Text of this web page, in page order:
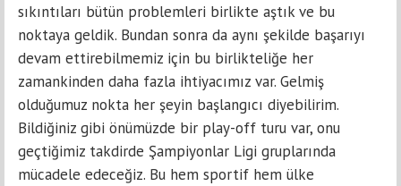
sıkıntıları bütün problemleri birlikte aştık ve bu
noktaya geldik. Bundan sonra da aynı şekilde başarıyı
devam ettirebilmemiz için bu birlikteliğe her
zamankinden daha fazla ihtiyacımız var. Gelmiş
olduğumuz nokta her şeyin başlangıcı diyebilirim.
Bildiğiniz gibi önümüzde bir play-off turu var, onu
geçtiğimiz takdirde Şampiyonlar Ligi gruplarında
mücadele edeceğiz. Bu hem sportif hem ülke